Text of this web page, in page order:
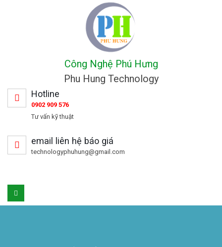
Công Nghệ Phú Hưng
Phu Hung Technology
Hotline
0902 909 576
Tư vấn kỹ thuật
email liên hệ báo giá
technologyphuhung@gmail.com